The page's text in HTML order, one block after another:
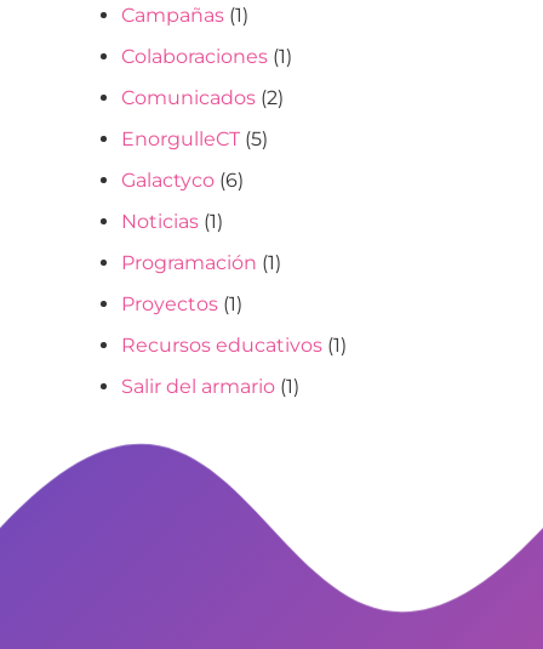
Campañas (1)
Colaboraciones (1)
Comunicados (2)
EnorgulleCT (5)
Galactyco (6)
Noticias (1)
Programación (1)
Proyectos (1)
Recursos educativos (1)
Salir del armario (1)